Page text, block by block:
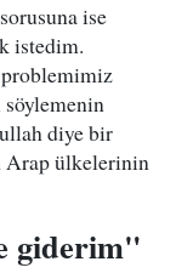
ise
istedim.
diye bir
Arap ülkelerinin
giderim"